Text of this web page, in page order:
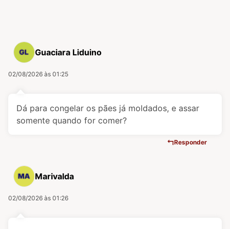
Guaciara Liduino
02/08/2026 às 01:25
Dá para congelar os pães já moldados, e assar
somente quando for comer?
Responder
Marivalda
02/08/2026 às 01:26